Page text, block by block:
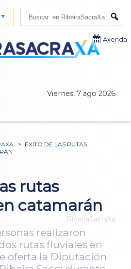
Viernes, 7 ago 2026
Axenda
> ÉXITO DE LAS RUTAS
rutas
catamarán
RibeiraSacraXa
realizaron
rutas fluviales en
oferta la Diputación